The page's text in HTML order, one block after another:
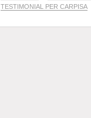
TESTIMONIAL PER CARPISA